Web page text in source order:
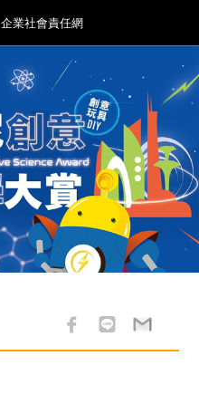
企業社會責任網